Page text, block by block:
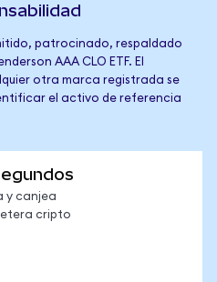
patrocinado, respaldado
AAA CLO ETF. El
otra marca registrada se
el activo de referencia
y canjea
cripto